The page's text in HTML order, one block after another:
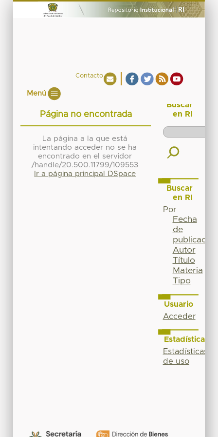
Contacto
Menú
Página no encontrada
La página a la que está
intentando acceder no se ha
encontrado en el servidor
/handle/20.500.11799/109553
Ir a página principal DSpace
Buscar
en RI
Buscar
en RI
Por
Fecha
de
publicación
Autor
Título
Materia
Tipo
Usuario
Acceder
Estadísticas
Estadísticas
de uso